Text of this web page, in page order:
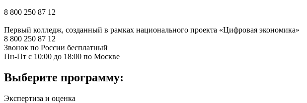
8 800 250 87 12
Первый колледж, созданный в рамках национального проекта «Цифровая экономика»
8 800 250 87 12
Звонок по России бесплатный
Пн-Пт с 10:00 до 18:00 по Москве
Выберите программу:
Экспертиза и оценка